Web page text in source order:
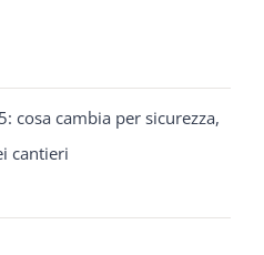
cosa cambia per sicurezza,
cantieri